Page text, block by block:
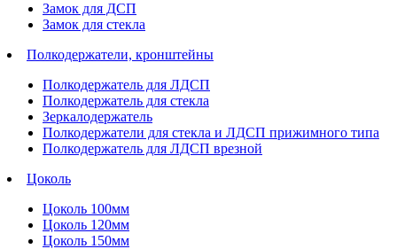
Замок для ДСП
Замок для стекла
Полкодержатели, кронштейны
Полкодержатель для ЛДСП
Полкодержатель для стекла
Зеркалодержатель
Полкодержатели для стекла и ЛДСП прижимного типа
Полкодержатель для ЛДСП врезной
Цоколь
Цоколь 100мм
Цоколь 120мм
Цоколь 150мм